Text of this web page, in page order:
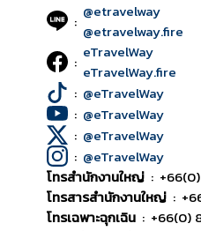
: @etravelway
@etravelway.fire
: eTravelWay
eTravelWay.fire
: @eTravelWay
: @eTravelWay
: @eTravelWay
: @eTravelWay
โทรสำนักงานใหญ่ :
โทรสารสำนักงานใหญ่ :
โทรเฉพาะฉุกเฉิน : +66(0)